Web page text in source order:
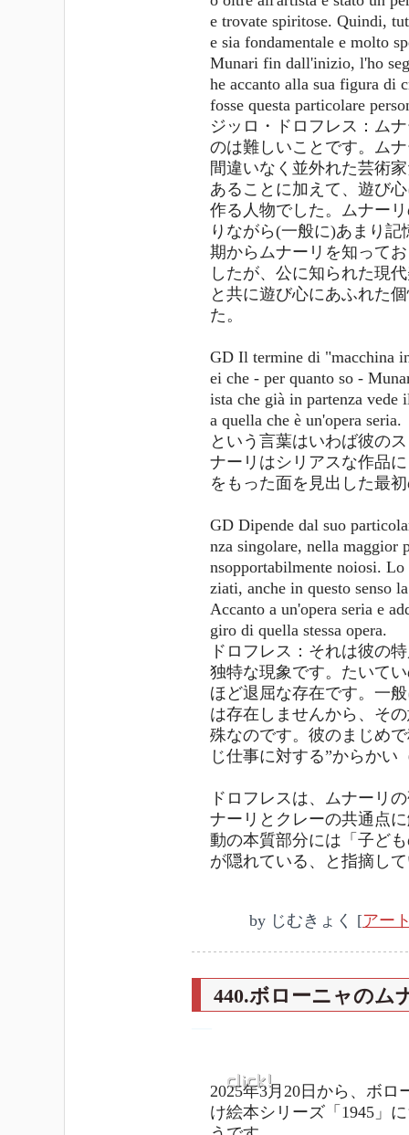
e trovate spiritose. Quindi,
e sia fondamentale e molto
Munari fin dall'inizio, l'ho
he accanto alla sua figura di
fosse questa particolare
ジッロ・ドロフレス：ム
のは難しいことです。ム
間違いなく並外れた芸術
あることに加えて、遊び
作る人物でした。ムナー
りながら(一般に)あまり
期からムナーリを知って
したが、公に知られた現
と共に遊び心にあふれた
た。
GD Il termine di "macchina
ei che - per quanto so -
ista che già in partenza
a quella che è un'opera
という言葉はいわば彼の
ナーリはシリアスな作品
をもった面を見出した最
GD Dipende dal suo
nza singolare, nella maggior
nsopportabilmente noiosi.
ziati, anche in questo senso
Accanto a un'opera seria e
giro di quella stessa opera.
ドロフレス：それは彼の
独特な現象です。たいて
ほど退屈な存在です。一
は存在しませんから、そ
殊なのです。彼のまじめ
じ仕事に対する”からかい
ドロフレスは、ムナーリ
ナーリとクレーの共通点
動の本質部分には「子ど
が隠れている、と指摘し
by じむきょく [アー
440.ボローニャのム
2025年3月20日から、ボ
け絵本シリーズ「1945」